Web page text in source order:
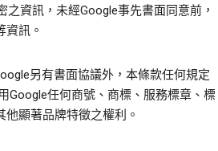
之資訊，未經Google事先書面同意前，
資訊。
另有書面協議外，本條款任何規定
Google任何商號、商標、服務標章、標
他顯著品牌特徵之權利。